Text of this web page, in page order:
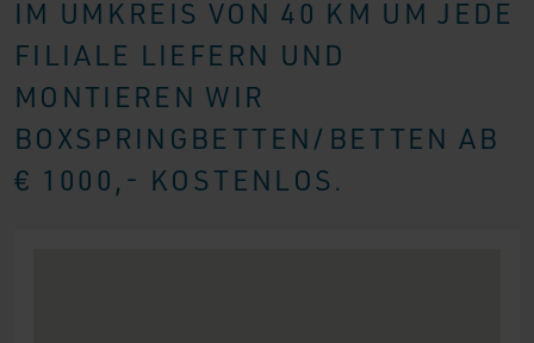
IM UMKREIS VON 40 KM UM JEDE
FILIALE LIEFERN UND
MONTIEREN WIR
BOXSPRINGBETTEN/BETTEN AB
€ 1000,- KOSTENLOS.